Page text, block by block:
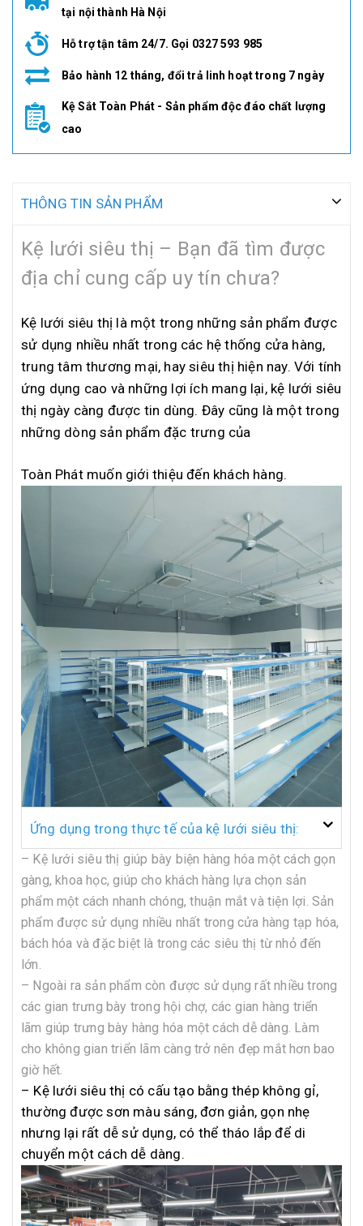
tại nội thành Hà Nội
Hỗ trợ tận tâm 24/7. Gọi 0327 593 985
Bảo hành 12 tháng, đổi trả linh hoạt trong 7 ngày
Kệ Sắt Toàn Phát - Sản phẩm độc đáo chất lượng
cao
THÔNG TIN SẢN PHẨM
Kệ lưới siêu thị – Bạn đã tìm được
địa chỉ cung cấp uy tín chưa?
Kệ lưới siêu thị là một trong những sản phẩm được
sử dụng nhiều nhất trong các hệ thống cửa hàng,
trung tâm thương mại, hay siêu thị hiện nay. Với tính
ứng dụng cao và những lợi ích mang lại, kệ lưới siêu
thị ngày càng được tin dùng. Đây cũng là một trong
những dòng sản phẩm đặc trưng của
Toàn Phát muốn giới thiệu đến khách hàng.
Ứng dụng trong thực tế của kệ lưới siêu thị:
– Kệ lưới siêu thị giúp bày biện hàng hóa một cách gọn
gàng, khoa học, giúp cho khách hàng lựa chọn sản
phẩm một cách nhanh chóng, thuận mắt và tiện lợi. Sản
phẩm được sử dụng nhiều nhất trong cửa hàng tạp hóa,
bách hóa và đặc biệt là trong các siêu thị từ nhỏ đến
lớn.
– Ngoài ra sản phẩm còn được sử dụng rất nhiều trong
các gian trưng bày trong hội chợ, các gian hàng triển
lãm giúp trưng bày hàng hóa một cách dễ dàng. Làm
cho không gian triển lãm càng trở nên đẹp mắt hơn bao
giờ hết.
– Kệ lưới siêu thị có cấu tạo bằng thép không gỉ,
thường được sơn màu sáng, đơn giản, gọn nhẹ
nhưng lại rất dễ sử dụng, có thể tháo lắp để di
chuyển một cách dễ dàng.